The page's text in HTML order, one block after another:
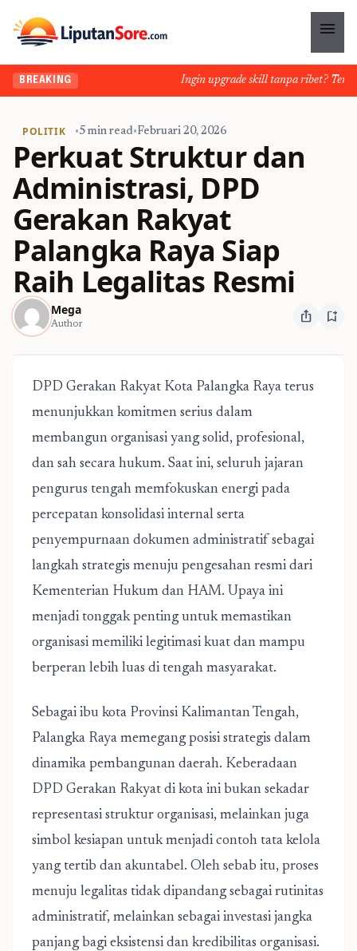
menu
BREAKING Ingin upgrade skill tanpa ribet?
POLITIK •5 min read•Februari 20, 2026
Perkuat Struktur dan
Administrasi, DPD
Gerakan Rakyat
Palangka Raya Siap
Raih Legalitas Resmi
Mega
Author ios_share bookmark_add
DPD Gerakan Rakyat Kota Palangka Raya terus
menunjukkan komitmen serius dalam
membangun organisasi yang solid, profesional,
dan sah secara hukum. Saat ini, seluruh jajaran
pengurus tengah memfokuskan energi pada
percepatan konsolidasi internal serta
penyempurnaan dokumen administratif sebagai
langkah strategis menuju pengesahan resmi dari
Kementerian Hukum dan HAM. Upaya ini
menjadi tonggak penting untuk memastikan
organisasi memiliki legitimasi kuat dan mampu
berperan lebih luas di tengah masyarakat.
Sebagai ibu kota Provinsi Kalimantan Tengah,
Palangka Raya memegang posisi strategis dalam
dinamika pembangunan daerah. Keberadaan
DPD Gerakan Rakyat di kota ini bukan sekadar
representasi struktur organisasi, melainkan juga
simbol kesiapan untuk menjadi contoh tata kelola
yang tertib dan akuntabel. Oleh sebab itu, proses
menuju legalitas tidak dipandang sebagai rutinitas
administratif, melainkan sebagai investasi jangka
panjang bagi eksistensi dan kredibilitas organisasi.